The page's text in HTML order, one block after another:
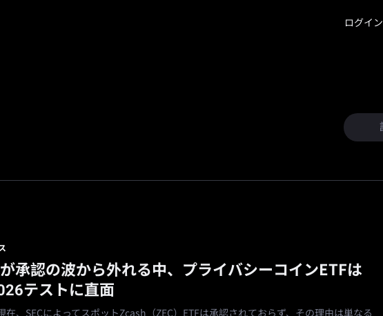
ログイン
承認の波から外れる中、プライバシーコインETFは
テストに直面
在、SECによってスポットZcash（ZEC）ETFは承認されておらず、その理由は単なる